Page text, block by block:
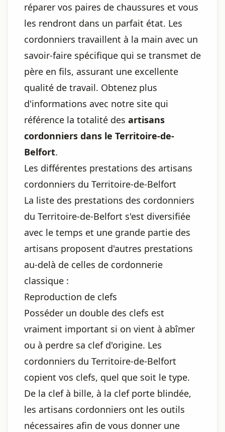
réparer vos paires de chaussures et vous
les rendront dans un parfait état. Les
cordonniers travaillent à la main avec un
savoir-faire spécifique qui se transmet de
père en fils, assurant une excellente
qualité de travail. Obtenez plus
d'informations avec notre site qui
référence la totalité des artisans
cordonniers dans le Territoire-de-
Belfort.
Les différentes prestations des artisans
cordonniers du Territoire-de-Belfort
La liste des prestations des cordonniers
du Territoire-de-Belfort s'est diversifiée
avec le temps et une grande partie des
artisans proposent d'autres prestations
au-delà de celles de cordonnerie
classique :
Reproduction de clefs
Posséder un double des clefs est
vraiment important si on vient à abîmer
ou à perdre sa clef d'origine. Les
cordonniers du Territoire-de-Belfort
copient vos clefs, quel que soit le type.
De la clef à bille, à la clef porte blindée,
les artisans cordonniers ont les outils
nécessaires afin de vous donner une